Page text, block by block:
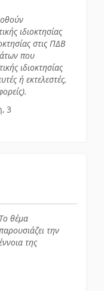
ιδιοκτησίας
στις ΠΔΒ
που
ιδιοκτησίας
ή εκτελεστές,
3
Το θέμα
την
της